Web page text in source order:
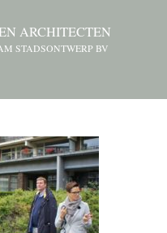
ARCHITECTEN
STADSONTWERP BV